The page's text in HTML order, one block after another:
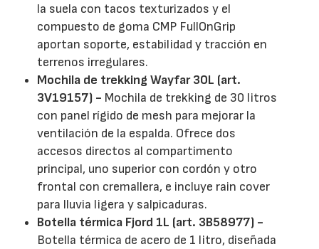
la suela con tacos texturizados y el
compuesto de goma CMP FullOnGrip
aportan soporte, estabilidad y tracción en
terrenos irregulares.
Mochila de trekking Wayfar 30L (art.
3V19157) - Mochila de trekking de 30 litros
con panel rígido de mesh para mejorar la
ventilación de la espalda. Ofrece dos
accesos directos al compartimento
principal, uno superior con cordón y otro
frontal con cremallera, e incluye rain cover
para lluvia ligera y salpicaduras.
Botella térmica Fjord 1L (art. 3B58977) -
Botella térmica de acero de 1 litro, diseñada